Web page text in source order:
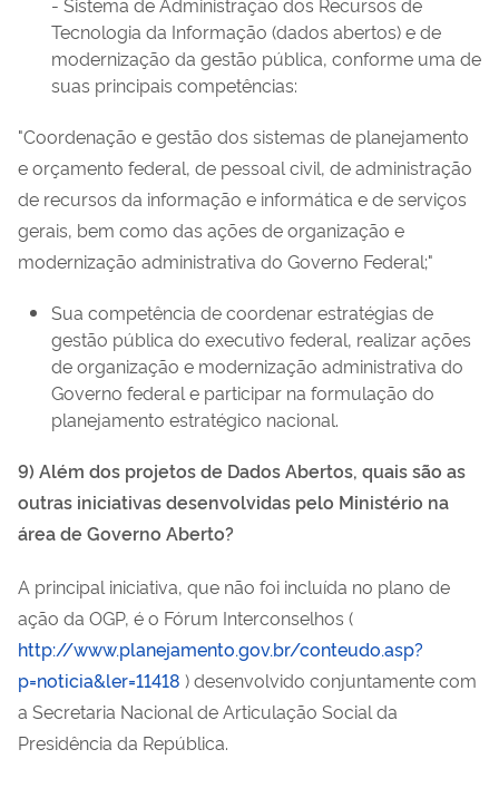
Tecnologia da Informação (dados abertos) e de
modernização da gestão pública, conforme uma de
suas principais competências:
"Coordenação e gestão dos sistemas de planejamento
e orçamento federal, de pessoal civil, de administração
de recursos da informação e informática e de serviços
gerais, bem como das ações de organização e
modernização administrativa do Governo Federal;"
Sua competência de coordenar estratégias de
gestão pública do executivo federal, realizar ações
de organização e modernização administrativa do
Governo federal e participar na formulação do
planejamento estratégico nacional.
9) Além dos projetos de Dados Abertos, quais são as
outras iniciativas desenvolvidas pelo Ministério na
área de Governo Aberto?
A principal iniciativa, que não foi incluída no plano de
ação da OGP, é o Fórum Interconselhos (
http://www.planejamento.gov.br/conteudo.asp?
p=noticia&ler=11418 ) desenvolvido conjuntamente com
a Secretaria Nacional de Articulação Social da
Presidência da República.